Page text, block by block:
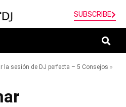
SUBSCRIBE
la sesión de DJ perfecta – 5 Consejos »